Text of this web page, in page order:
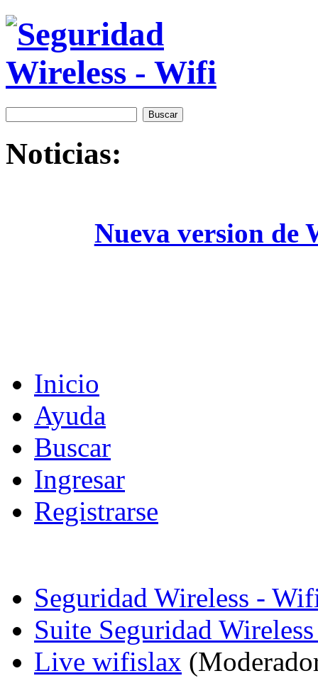
Noticias:
Nueva version de
Inicio
Ayuda
Buscar
Ingresar
Registrarse
Seguridad Wireless -
Suite Seguridad
Live wifislax